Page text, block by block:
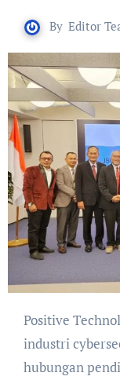
By Editor
Positive Technologies, salah satu pemimpin
industri
hubungan